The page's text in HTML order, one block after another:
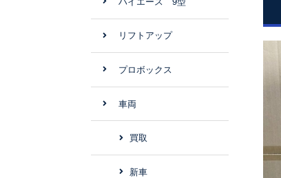
リフトアップ
プロボックス
車両
買取
新車